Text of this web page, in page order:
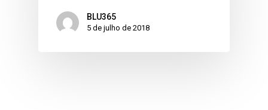
BLU365
5 de julho de 2018